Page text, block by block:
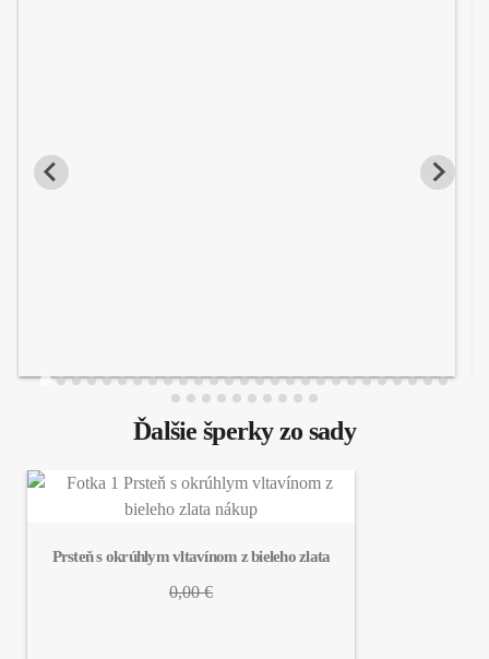
Ďalšie šperky zo sady
Prsteň s okrúhlym vltavínom z bieleho zlata
0,00 €